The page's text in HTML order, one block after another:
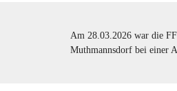
Am 28.03.2026 war die
Muthmannsdorf bei einer